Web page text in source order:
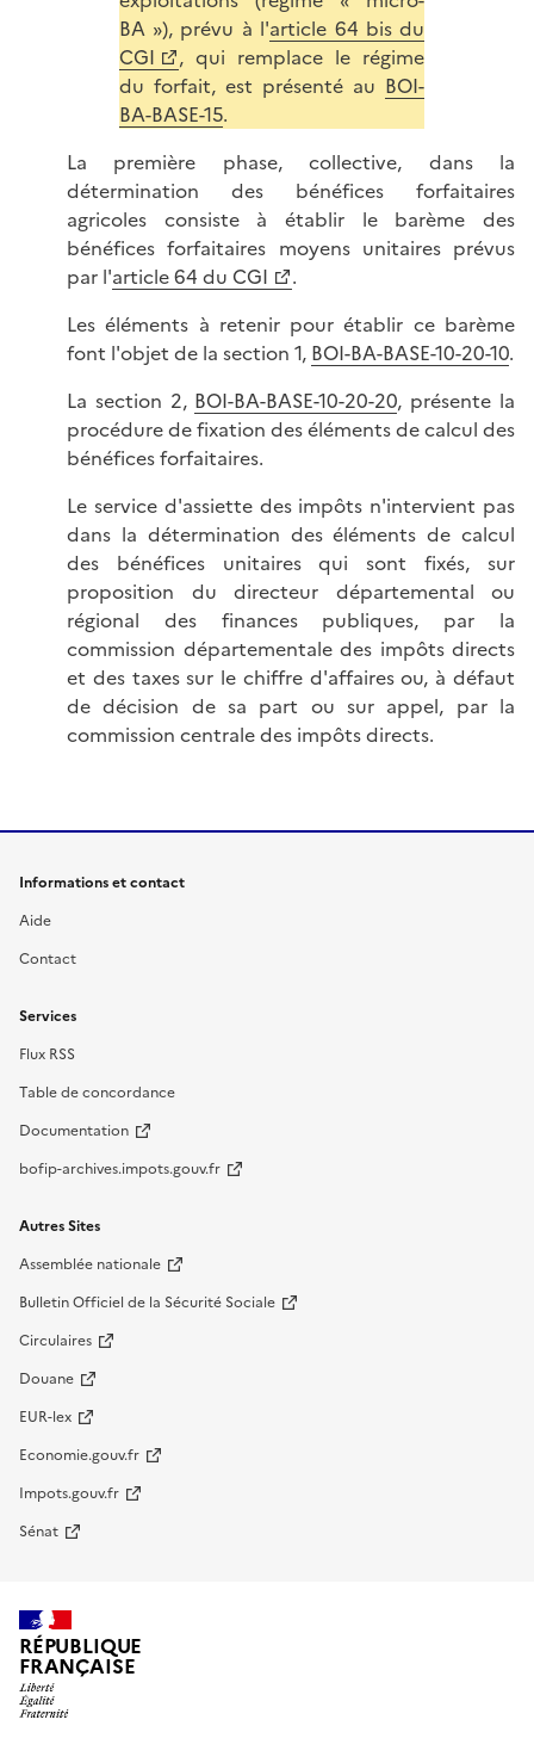
BA »), prévu à l'article 64 bis du
CGI
, qui remplace le régime
du forfait, est présenté au BOI-
BA-BASE-15.
La première phase, collective, dans la
détermination des bénéfices forfaitaires
agricoles consiste à établir le barème des
bénéfices forfaitaires moyens unitaires prévus
par l'article 64 du CGI
.
Les éléments à retenir pour établir ce barème
font l'objet de la section 1, BOI-BA-BASE-10-20-10.
La section 2, BOI-BA-BASE-10-20-20, présente la
procédure de fixation des éléments de calcul des
bénéfices forfaitaires.
Le service d'assiette des impôts n'intervient pas
dans la détermination des éléments de calcul
des bénéfices unitaires qui sont fixés, sur
proposition du directeur départemental ou
régional des finances publiques, par la
commission départementale des impôts directs
et des taxes sur le chiffre d'affaires ou, à défaut
de décision de sa part ou sur appel, par la
commission centrale des impôts directs.
Informations et contact
Aide
Contact
Services
Flux RSS
Table de concordance
Documentation
bofip-archives.impots.gouv.fr
Autres Sites
Assemblée nationale
Bulletin Officiel de la Sécurité Sociale
Circulaires
Douane
EUR-lex
Economie.gouv.fr
Impots.gouv.fr
Sénat
RÉPUBLIQUE
FRANÇAISE